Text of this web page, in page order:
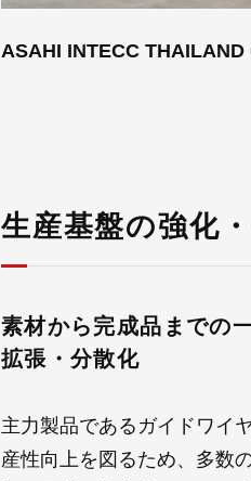
ASAHI INTECC THAILAND
生産基盤の強化
素材から完成品までの
拡張・分散化
主力製品であるガイドワイ
産性向上を図るため、多数